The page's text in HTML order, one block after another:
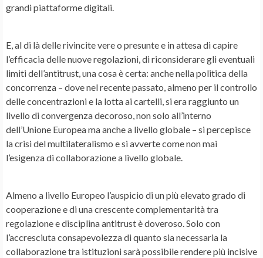
grandi piattaforme digitali.
E, al di là delle rivincite vere o presunte e in attesa di capire
l’efficacia delle nuove regolazioni, di riconsiderare gli eventuali
limiti dell’antitrust, una cosa è certa: anche nella politica della
concorrenza – dove nel recente passato, almeno per il controllo
delle concentrazioni e la lotta ai cartelli, si era raggiunto un
livello di convergenza decoroso, non solo all’interno
dell’Unione Europea ma anche a livello globale – si percepisce
la crisi del multilateralismo e si avverte come non mai
l’esigenza di collaborazione a livello globale.
Almeno a livello Europeo l’auspicio di un più elevato grado di
cooperazione e di una crescente complementarità tra
regolazione e disciplina antitrust è doveroso. Solo con
l’accresciuta consapevolezza di quanto sia necessaria la
collaborazione tra istituzioni sarà possibile rendere più incisive